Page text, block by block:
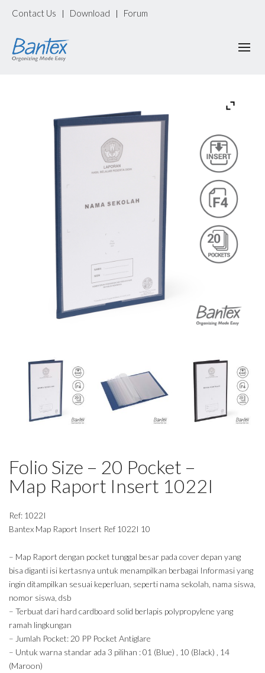
Contact Us | Download | Forum
Folio Size – 20 Pocket –
Map Raport Insert 1022I
Ref: 1022I
Bantex Map Raport Insert Ref 1022I 10
– Map Raport dengan pocket tunggal besar pada cover depan yang
bisa diganti isi kertasnya untuk menampilkan berbagai Informasi yang
ingin ditampilkan sesuai keperluan, seperti nama sekolah, nama siswa,
nomor siswa, dsb
– Terbuat dari hard cardboard solid berlapis polypropylene yang
ramah lingkungan
– Jumlah Pocket: 20 PP Pocket Antiglare
– Untuk warna standar ada 3 pilihan : 01 (Blue) , 10 (Black) , 14
(Maroon)